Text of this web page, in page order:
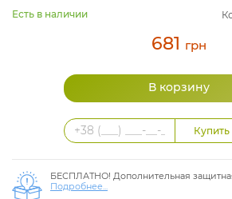
Есть в наличии
681 грн
БЕСПЛАТНО! Дополнительная
Подробнее...